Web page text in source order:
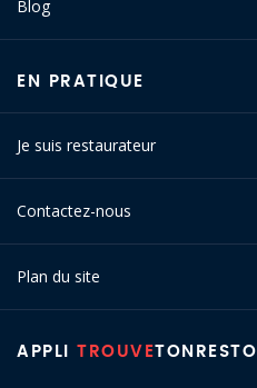
APPLI TROUVETONRESTO
Blog
EN PRATIQUE
Je suis restaurateur
Contactez-nous
Plan du site